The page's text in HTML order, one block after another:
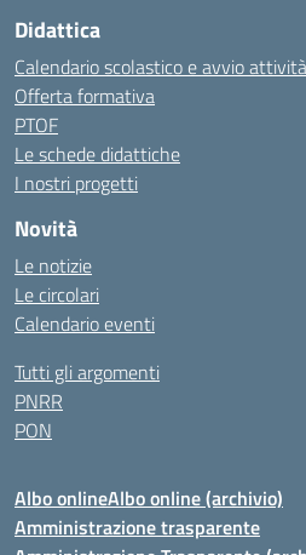
Didattica
Calendario scolastico e avvio
Offerta formativa
PTOF
Le schede didattiche
I nostri progetti
Novità
Le notizie
Le circolari
Calendario eventi
Tutti gli argomenti
PNRR
PON
Albo onlineAlbo online (archivio)
Amministrazione trasparente